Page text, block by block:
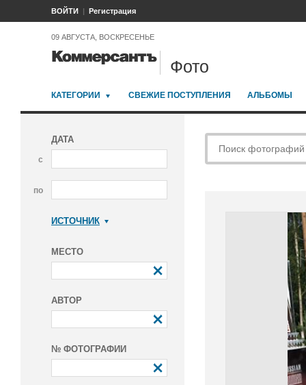
ВОЙТИ Регистрация
09 АВГУСТА, ВОСКРЕСЕНЬЕ
Фото
КАТЕГОРИИ СВЕЖИЕ ПОСТУПЛЕНИЯ АЛЬБОМЫ
ДАТА
с
по
ИСТОЧНИК
МЕСТО
АВТОР
№ ФОТОГРАФИИ